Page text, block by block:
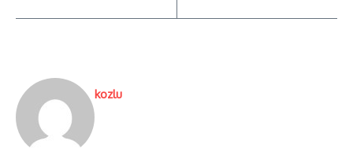
kozlu